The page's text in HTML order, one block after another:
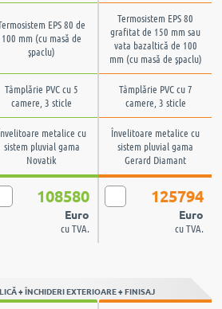
EPS 80 de
100 mm (cu masă de
şpaclu)
Termosistem EPS 80
grafitat de 150 mm sau
vata bazaltică de 100
mm (cu masă de şpaclu)
Tâmplărie PVC cu 5
camere, 3 sticle
Tâmplărie PVC cu 7
camere, 3 sticle
metalice cu
sistem pluvial gama
Novatik
Învelitoare metalice cu
sistem pluvial gama
Gerard Diamant
108580
Euro
cu TVA.
125794
Euro
cu TVA.
+ ÎNCHIDERI EXTERIOARE + FINISAJ